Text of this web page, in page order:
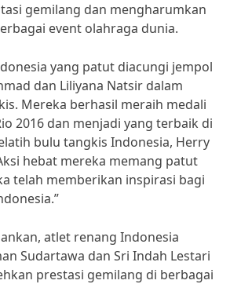
gemilang dan mengharumkan
event olahraga dunia.
yang patut diacungi jempol
dan Liliyana Natsir dalam
Mereka berhasil meraih medali
2016 dan menjadi yang terbaik di
bulu tangkis Indonesia, Herry
hebat mereka memang patut
telah memberikan inspirasi bagi
atlet renang Indonesia
Sudartawa dan Sri Indah Lestari
prestasi gemilang di berbagai